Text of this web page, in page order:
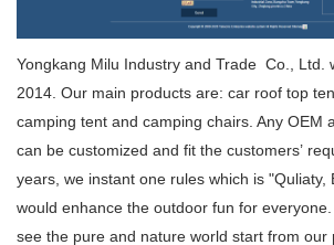
Yongkang Milu Industry and Trade Co., Ltd.
2014. Our main products are: car roof top
camping tent and camping chairs. Any OEM
can be customized and fit the customers’
years, we instant one rules which is "Quliaty,
would enhance the outdoor fun for
see the pure and nature world start from our